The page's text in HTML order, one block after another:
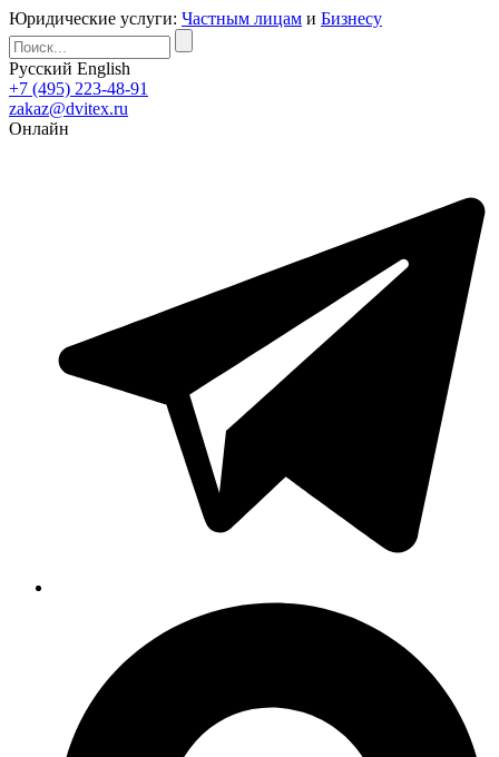
Юридические услуги: Частным лицам и Бизнесу
Русский English
+7 (495) 223-48-91
zakaz@dvitex.ru
Онлайн